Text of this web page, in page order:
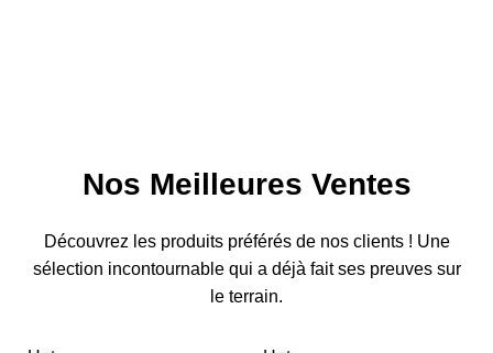
Nos Meilleures Ventes
Découvrez les produits préférés de nos clients ! Une
sélection incontournable qui a déjà fait ses preuves sur
le terrain.